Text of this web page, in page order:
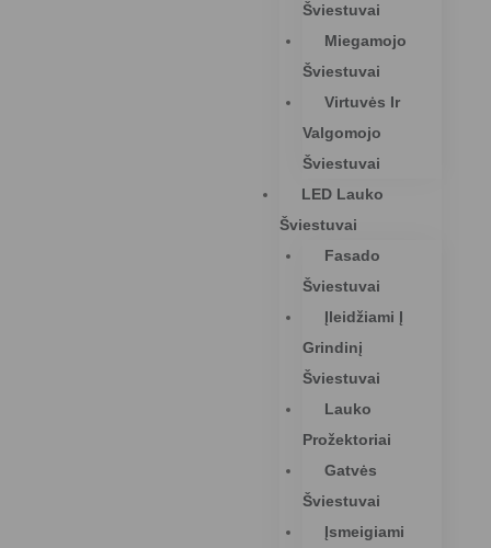
Šviestuvai
Miegamojo
Šviestuvai
Virtuvės Ir
Valgomojo
Šviestuvai
LED Lauko
Šviestuvai
Fasado
Šviestuvai
Įleidžiami Į
Grindinį
Šviestuvai
Lauko
Prožektoriai
Gatvės
Šviestuvai
Įsmeigiami